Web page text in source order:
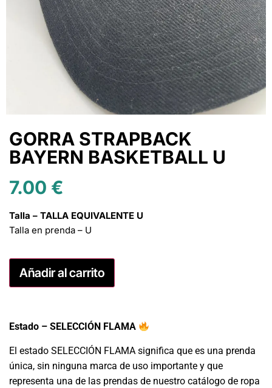
GORRA STRAPBACK
BAYERN BASKETBALL U
7.00 €
Talla – TALLA EQUIVALENTE U
Talla en prenda – U
Añadir al carrito
Estado – SELECCIÓN FLAMA
El estado SELECCIÓN FLAMA significa que es una prenda
única, sin ninguna marca de uso importante y que
representa una de las prendas de nuestro catálogo de ropa